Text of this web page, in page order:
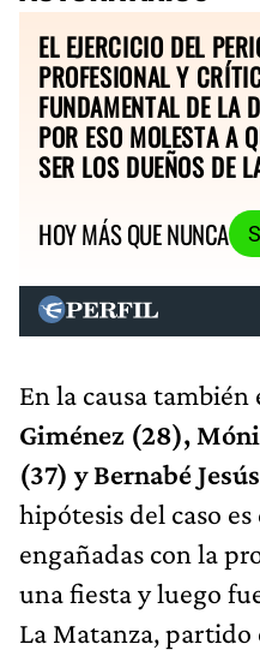
EL EJERCICIO DEL
PROFESIONAL Y
FUNDAMENTAL DE LA
POR ESO MOLESTA A
SER LOS DUEÑOS DE
HOY MÁS QUE NUNCA
En la causa también
Giménez (28),
(37) y Bernabé
hipótesis del caso
engañadas con la
una fiesta y luego
La Matanza, partido